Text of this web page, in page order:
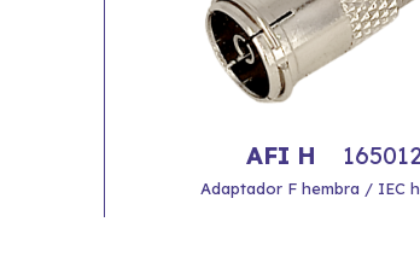
AFI H
Adaptador F hembra / IEC